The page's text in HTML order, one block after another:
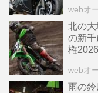
webオ
北の
の新
権
webオ
雨の